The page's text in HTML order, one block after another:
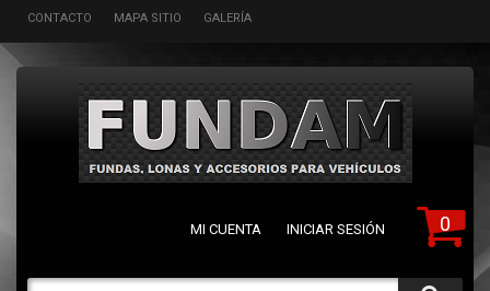
CONTACTO MAPA SITIO GALERÍA
0
MI CUENTA INICIAR SESIÓN